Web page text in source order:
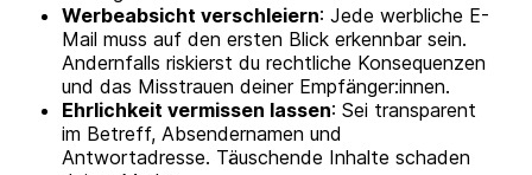
Werbeabsicht verschleiern: Jede werbliche E-
Mail muss auf den ersten Blick erkennbar sein.
Andernfalls riskierst du rechtliche Konsequenzen
und das Misstrauen deiner Empfänger:innen.
Ehrlichkeit vermissen lassen: Sei transparent
im Betreff, Absendernamen und
Antwortadresse. Täuschende Inhalte schaden